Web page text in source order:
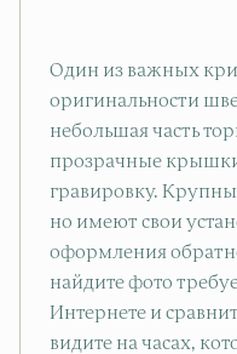
Один из важных
оригинальности
небольшая часть
прозрачные
гравировку.
но имеют свои
оформления
найдите фото
Интернете и
видите на часах,